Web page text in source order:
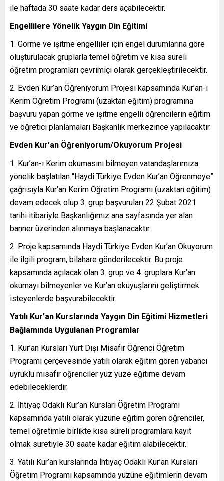
ile haftada 30 saate kadar ders açabilecektir.
Engellilere Yönelik Yaygın Din Eğitimi
Görme ve işitme engelliler için engel durumlarına göre
oluşturulacak gruplarla temel öğretim ve kısa süreli
öğretim programları çevrimiçi olarak gerçekleştirilecektir.
Evden Kur’an Öğreniyorum Projesi kapsamında Kur’an-ı
Kerim Öğretim Programı (uzaktan eğitim) programına
başvuru yapan görme ve işitme engelli öğrencilerin eğitim
ve öğretici planlamaları Başkanlık merkezince yapılacaktır.
Evden Kur’an Öğreniyorum/Okuyorum Projesi
Kur’an-ı Kerim okumasını bilmeyen vatandaşlarımıza
yönelik başlatılan “Haydi Türkiye Evden Kur’an Öğrenmeye”
çağrısıyla Kur’an Kerim Öğretim Programı (uzaktan eğitim)
devam edecek olup 3. grup başvuruları 22 Şubat 2021
tarihi itibariyle Başkanlığımız ana sayfasında yer alan
banner üzerinden alınmaya başlanacaktır.
Proje kapsamında Haydi Türkiye Evden Kur’an Okuyorum
ile ilgili program, bilahare gönderilecektir. Bu proje
kapsamında açılacak olan 3. grup ve 4. gruplara Kur’an
okumayı bilmeyenler ve Kur’an okuyuşlarını geliştirmek
isteyenlerde başvurabilecektir.
Yatılı Kur’an Kurslarında Yaygın Din Eğitimi Hizmetleri
Bağlamında Uygulanan Programlar
Kur’an Kursları Yurt Dışı Misafir Öğrenci Öğretim
Programı çerçevesinde yatılı olarak eğitim gören yabancı
uyruklu misafir öğrenciler yüz yüze eğitime devam
edebileceklerdir.
İhtiyaç Odaklı Kur’an Kursları Öğretim Programı
kapsamında yatılı olarak yüzüne eğitim gören öğrenciler,
temel öğretimle birlikte kısa süreli programlara kayıt
olmak suretiyle 30 saate kadar eğitim alabilecektir.
Yatılı Kur’an kurslarında İhtiyaç Odaklı Kur’an Kursları
Öğretim Programı kapsamında yüzüne eğitimlerin devam